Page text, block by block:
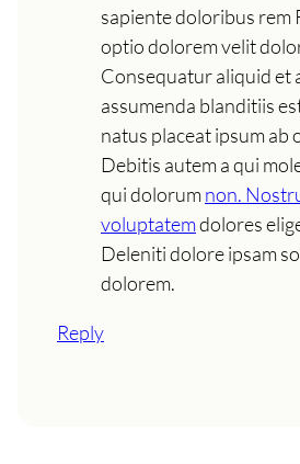
sapiente doloribus rem
optio dolorem velit
Consequatur aliquid et
assumenda blanditiis
natus placeat ipsum ab
Debitis autem a qui
qui dolorumnon.
voluptatemdolores
Deleniti dolore ipsam
dolorem.
Reply